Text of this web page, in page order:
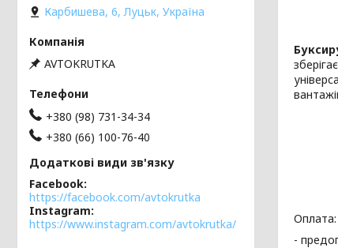
Оплата:
-
Карбишева, 6, Луцьк, Україна
AVTOKRUTKA
+380 (98) 731-34-34
+380 (66) 100-76-40
Facebook
https://facebook.com/avtokrutka
Instagram
https://www.instagram.com/avtokrutka/